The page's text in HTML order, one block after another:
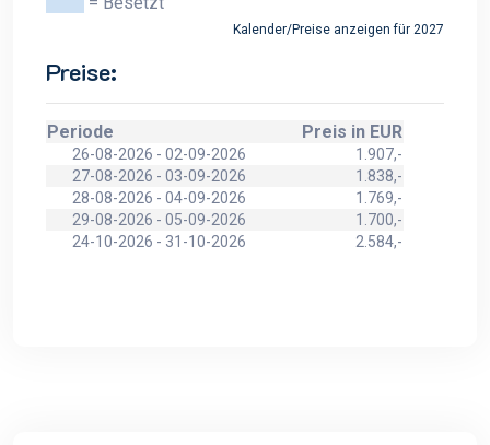
Kalender/Preise anzeigen für 2027
Preise:
Periode Preis in EUR
26-08-2026 - 02-09-2026
1.907,-
27-08-2026 - 03-09-2026
1.838,-
28-08-2026 - 04-09-2026
1.769,-
29-08-2026 - 05-09-2026
1.700,-
24-10-2026 - 31-10-2026
2.584,-